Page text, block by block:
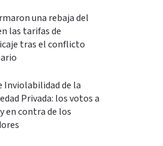
una rebaja del
las tarifas de
tras el conflicto
Inviolabilidad de la
Privada: los votos a
en contra de los